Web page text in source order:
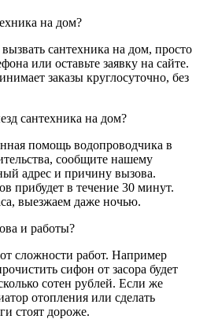
на дом?
сантехника на дом, просто
или оставьте заявку на сайте.
заказы круглосуточно, без
сантехника на дом?
помощь водопроводчика в
сообщите нашему
адрес и причину вызова.
прибудет в течение 30 минут.
выезжаем даже ночью.
и работы?
сложности работ. Например
сифон от засора будет
сотен рублей. Если же
отопления или сделать
стоят дороже.